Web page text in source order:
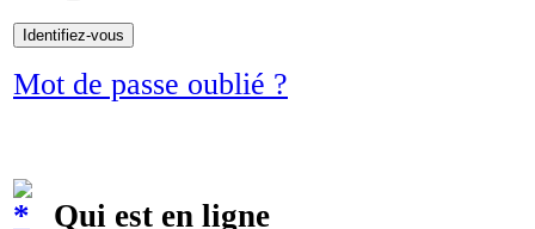
Mot de passe oublié ?
Qui est en ligne